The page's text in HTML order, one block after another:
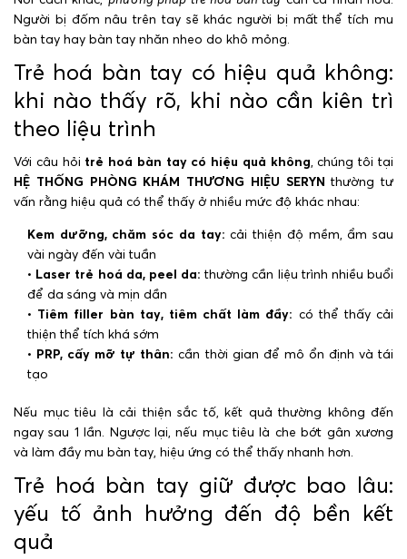
Người bị đốm nâu trên tay sẽ khác người bị mất thể tích mu
bàn tay hay bàn tay nhăn nheo do khô mỏng.
Trẻ hoá bàn tay có hiệu quả không:
khi nào thấy rõ, khi nào cần kiên trì
theo liệu trình
Với câu hỏi trẻ hoá bàn tay có hiệu quả không, chúng tôi tại
HỆ THỐNG PHÒNG KHÁM THƯƠNG HIỆU SERYN thường tư
vấn rằng hiệu quả có thể thấy ở nhiều mức độ khác nhau:
Kem dưỡng, chăm sóc da tay: cải thiện độ mềm, ẩm sau
vài ngày đến vài tuần
• Laser trẻ hoá da, peel da: thường cần liệu trình nhiều buổi
để da sáng và mịn dần
• Tiêm filler bàn tay, tiêm chất làm đầy: có thể thấy cải
thiện thể tích khá sớm
• PRP, cấy mỡ tự thân: cần thời gian để mô ổn định và tái
tạo
Nếu mục tiêu là cải thiện sắc tố, kết quả thường không đến
ngay sau 1 lần. Ngược lại, nếu mục tiêu là che bớt gân xương
và làm đầy mu bàn tay, hiệu ứng có thể thấy nhanh hơn.
Trẻ hoá bàn tay giữ được bao lâu:
yếu tố ảnh hưởng đến độ bền kết
quả